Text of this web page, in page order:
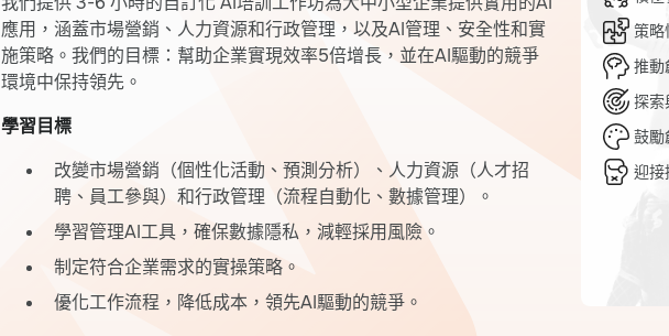
應用，涵蓋市場營銷、人力資源和行政管理，以及AI管理、安全性和實
施策略。我們的目標：幫助企業實現效率5倍增長，並在AI驅動的競爭
環境中保持領先。
學習目標
改變市場營銷（個性化活動、預測分析）、人力資源（人才招
聘、員工參與）和行政管理（流程自動化、數據管理）。
學習管理AI工具，確保數據隱私，減輕採用風險。
制定符合企業需求的實操策略。
優化工作流程，降低成本，領先AI驅動的競爭。
策略
推動
探索
鼓勵
迎接